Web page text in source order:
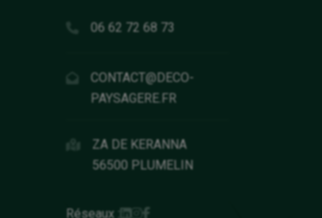
06 62 72 68 73
CONTACT@DECO-
PAYSAGERE.FR
ZA DE KERANNA
56500 PLUMELIN
Réseaux :